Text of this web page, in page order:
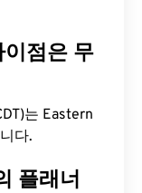
이점은 무
는 Eastern
다.
플래너